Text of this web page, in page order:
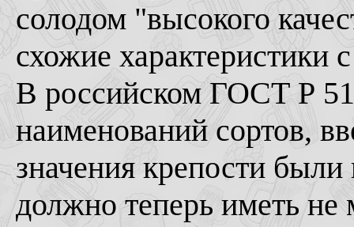
солодом "высокого
схожие
В российском ГОСТ Р
наименований сортов,
значения крепости
должно теперь иметь не